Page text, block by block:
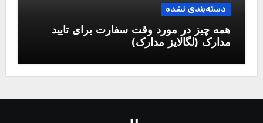
دسته‌بندی نشده
همه چیز در مورد وقت سفارت برای تایید
مدارک (لگالایز مدارک)